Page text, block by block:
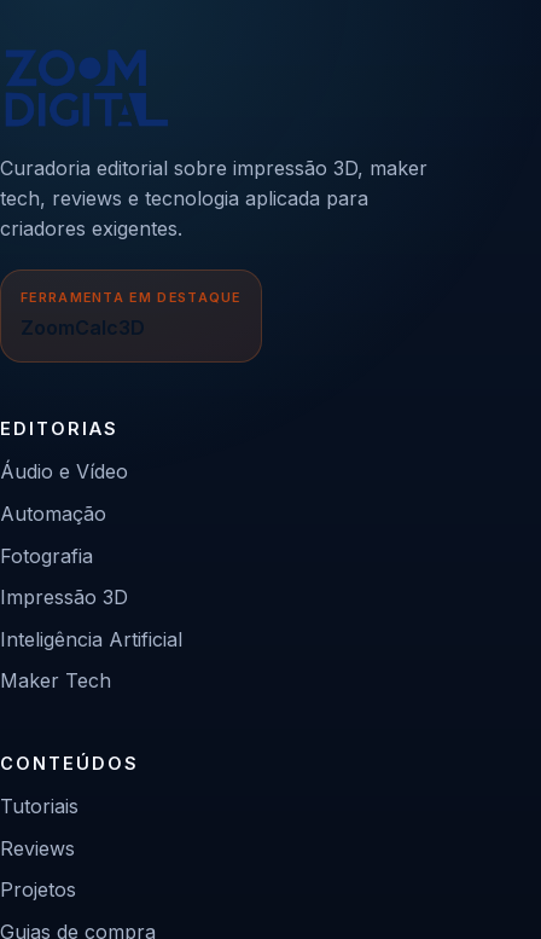
Curadoria editorial sobre impressão 3D, maker
tech, reviews e tecnologia aplicada para
criadores exigentes.
FERRAMENTA EM DESTAQUE
ZoomCalc3D
EDITORIAS
Áudio e Vídeo
Automação
Fotografia
Impressão 3D
Inteligência Artificial
Maker Tech
CONTEÚDOS
Tutoriais
Reviews
Projetos
Guias de compra